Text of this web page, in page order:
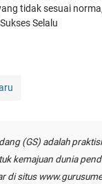
tidak sesuai
Selalu
(GS) adalah
kemajuan dunia
di situs